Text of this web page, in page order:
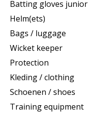
Batting gloves junior
Helm(ets)
Bags / luggage
Wicket keeper
Protection
Kleding / clothing
Schoenen / shoes
Training equipment